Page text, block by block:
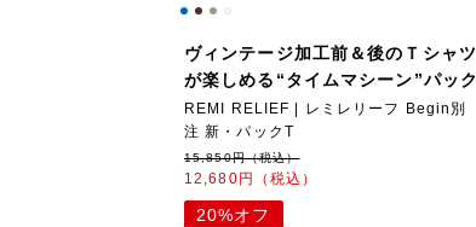
ヴィンテージ加工前＆後のＴシャツ
が楽しめる“タイムマシーン”パック
REMI RELIEF | レミレリーフ Begin別
注 新・パックT
15,850円（税込）
12,680円（税込）
20%オフ